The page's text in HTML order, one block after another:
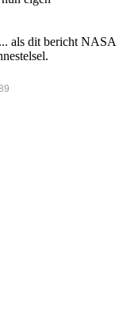
als dit bericht NASA